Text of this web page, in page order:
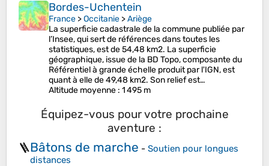
Bordes-Uchentein
France >Occitanie >Ariège
La superficie cadastrale de la commune publiée par
l’Insee, qui sert de références dans toutes les
statistiques, est de 54,48 km2. La superficie
géographique, issue de la BD Topo, composante du
Référentiel à grande échelle produit par l'IGN, est
quant à elle de 49,48 km2. Son relief est…
Altitude moyenne : 1 495 m
Équipez-vous pour votre prochaine
aventure :
🪜Bâtons de marche - Soutien pour longues
distances